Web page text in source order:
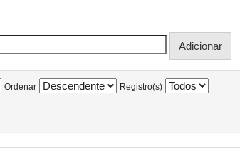
Ordenar Registro(s)